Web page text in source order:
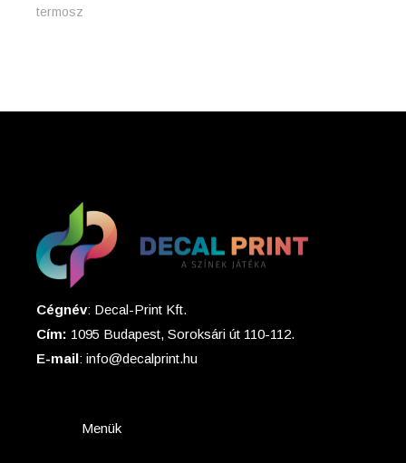
termosz
Cégnév: Decal-Print Kft.
Cím: 1095 Budapest, Soroksári út 110-112.
E-mail: info@decalprint.hu
Menük